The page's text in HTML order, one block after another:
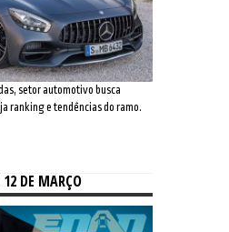
setor automotivo busca
ranking e tendências do ramo.
DE MARÇO